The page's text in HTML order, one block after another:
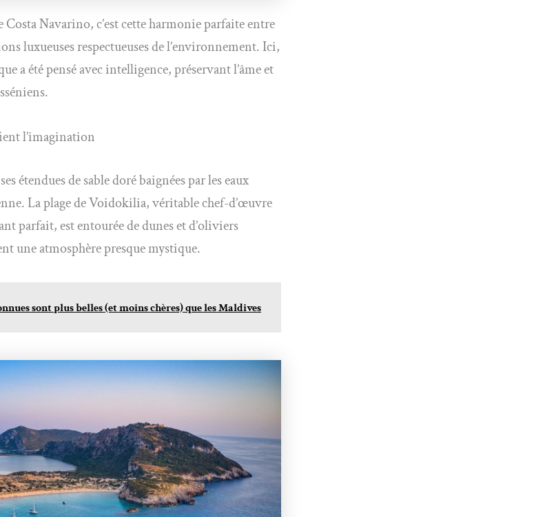
Navarino, c’est cette harmonie parfaite entre
luxueuses respectueuses de l’environnement. Ici,
a été pensé avec intelligence, préservant l’âme et
l’imagination
étendues de sable doré baignées par les eaux
La plage de Voidokilia, véritable chef-d’œuvre
parfait, est entourée de dunes et d’oliviers
une atmosphère presque mystique.
sont plus belles (et moins chères) que les Maldives